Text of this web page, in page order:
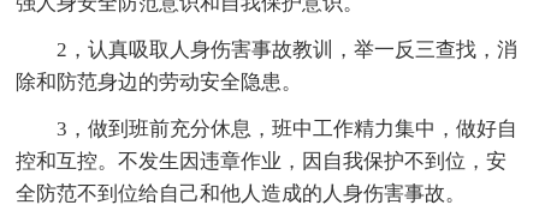
2，认真吸取人身伤害事故教训，举一反三查找，消
除和防范身边的劳动安全隐患。
3，做到班前充分休息，班中工作精力集中，做好自
控和互控。不发生因违章作业，因自我保护不到位，安
全防范不到位给自己和他人造成的人身伤害事故。